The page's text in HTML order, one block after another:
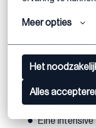
Meer opties
Het
Alles
Bereich
Accounting,
Du bist für
Monaten
Was wir dir
Eine